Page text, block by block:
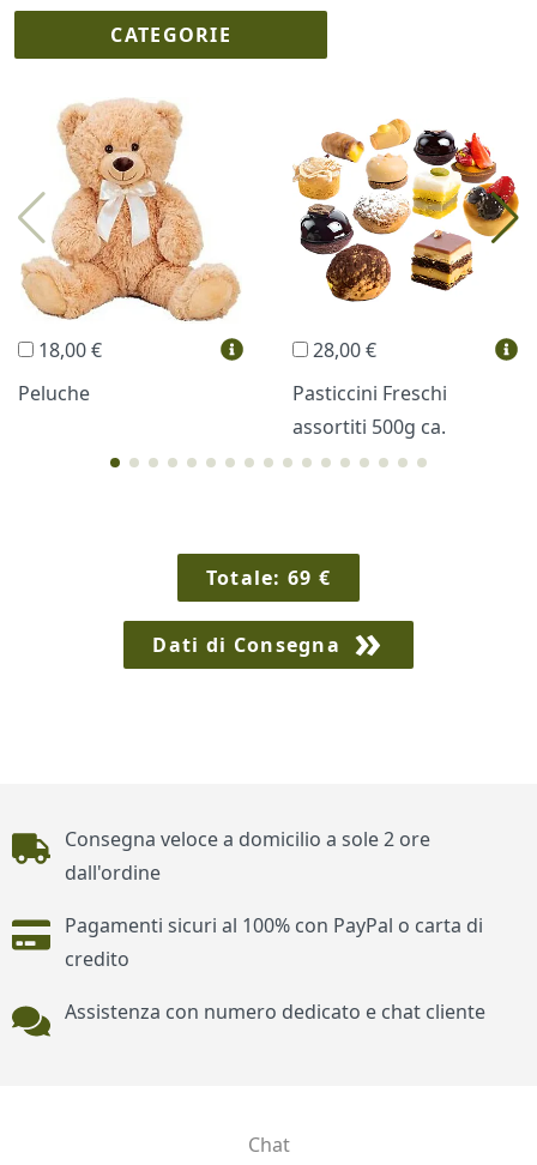
CATEGORIE
I più scelti
Profumi Collane Lussoni®
Trudi® THUN®
Regali Personalizzati
18,00 €
Peluche
28,00 €
Pasticcini Freschi
assortiti 500g ca.
Totale:69 €
Dati di Consegna
Piè di pagina
Consegna veloce a domicilio a sole 2 ore
dall'ordine
Pagamenti sicuri al 100% con PayPal o carta di
credito
Assistenza con numero dedicato e chat cliente
Chat